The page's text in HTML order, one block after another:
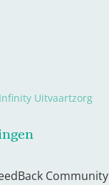
Infinity Uitvaartzorg
Community